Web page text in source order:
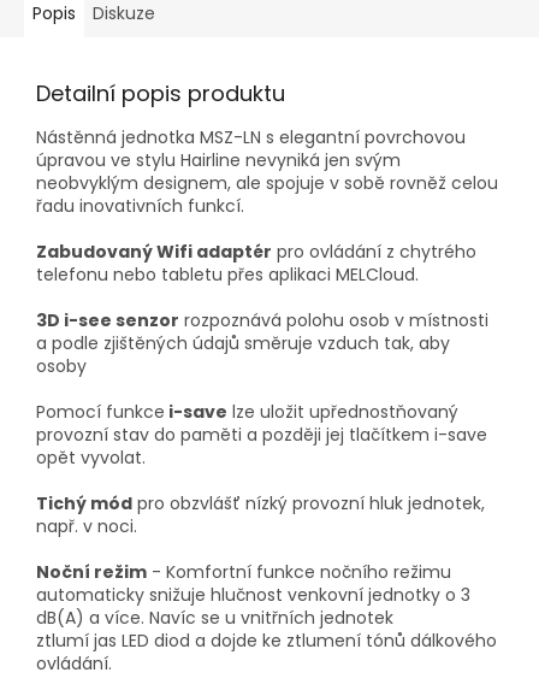
Popis Diskuze
Detailní popis produktu
Nástěnná jednotka MSZ-LN s elegantní povrchovou
úpravou ve stylu Hairline nevyniká jen svým
neobvyklým designem, ale spojuje v sobě rovněž celou
řadu inovativních funkcí.
Zabudovaný Wifi adaptér pro ovládání z chytrého
telefonu nebo tabletu přes aplikaci MELCloud.
3D i-see senzor rozpoznává polohu osob v místnosti
a podle zjištěných údajů směruje vzduch tak, aby
osoby
Pomocí funkce i-save lze uložit upřednostňovaný
provozní stav do paměti a později jej tlačítkem i-save
opět vyvolat.
Tichý mód pro obzvlášť nízký provozní hluk jednotek,
např. v noci.
Noční režim - Komfortní funkce nočního režimu
automaticky snižuje hlučnost venkovní jednotky o 3
dB(A) a více. Navíc se u vnitřních jednotek
ztlumí jas LED diod a dojde ke ztlumení tónů dálkového
ovládání.